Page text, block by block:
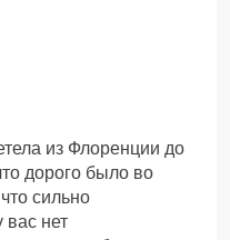
из Флоренции до
дорого было во
сильно
нет